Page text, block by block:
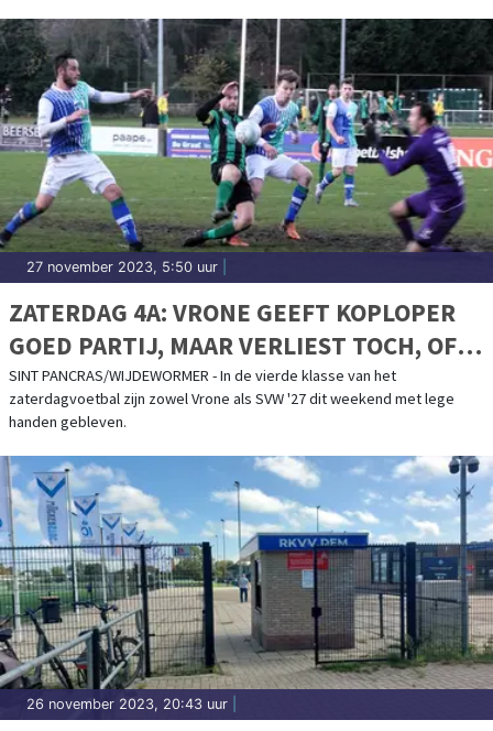
27 november 2023, 5:50 uur
ZATERDAG 4A: VRONE GEEFT KOPLOPER
GOED PARTIJ, MAAR VERLIEST TOCH, OFF-
DAY VOOR SVW '27
SINT PANCRAS/WIJDEWORMER - In de vierde klasse van het
zaterdagvoetbal zijn zowel Vrone als SVW '27 dit weekend met lege
handen gebleven.
26 november 2023, 20:43 uur